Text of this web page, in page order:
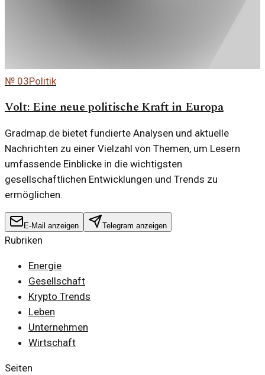
№ 03Politik
Volt: Eine neue politische Kraft in Europa
Gradmap.de bietet fundierte Analysen und aktuelle
Nachrichten zu einer Vielzahl von Themen, um Lesern
umfassende Einblicke in die wichtigsten
gesellschaftlichen Entwicklungen und Trends zu
ermöglichen.
E-Mail anzeigen Telegram anzeigen
Rubriken
Energie
Gesellschaft
Krypto Trends
Leben
Unternehmen
Wirtschaft
Seiten